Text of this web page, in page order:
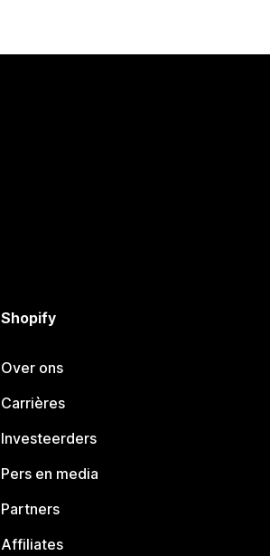
Shopify
Over ons
Carrières
Investeerders
Pers en media
Partners
Affiliates